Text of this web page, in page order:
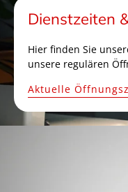
Dienstzeiten
Hier finden Sie
unsere regulären
Aktuelle